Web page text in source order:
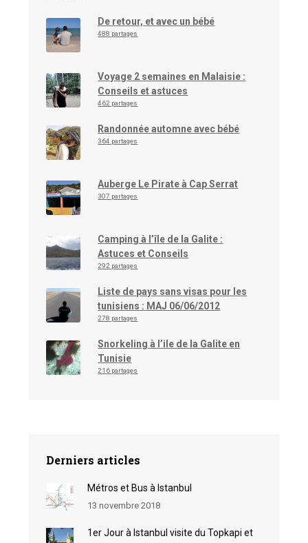
De retour, et avec un bébé
488 partages
Voyage 2 semaines en Malaisie :
Conseils et astuces
462 partages
Randonnée automne avec bébé
364 partages
Auberge Le Pirate à Cap Serrat
307 partages
Camping à l’île de la Galite :
Astuces et Conseils
292 partages
Liste de pays sans visas pour les
tunisiens : MAJ 06/06/2012
278 partages
Snorkeling à l’ile de la Galite en
Tunisie
216 partages
Derniers articles
Métros et Bus à Istanbul
13 novembre 2018
1er Jour à Istanbul visite du Topkapi et